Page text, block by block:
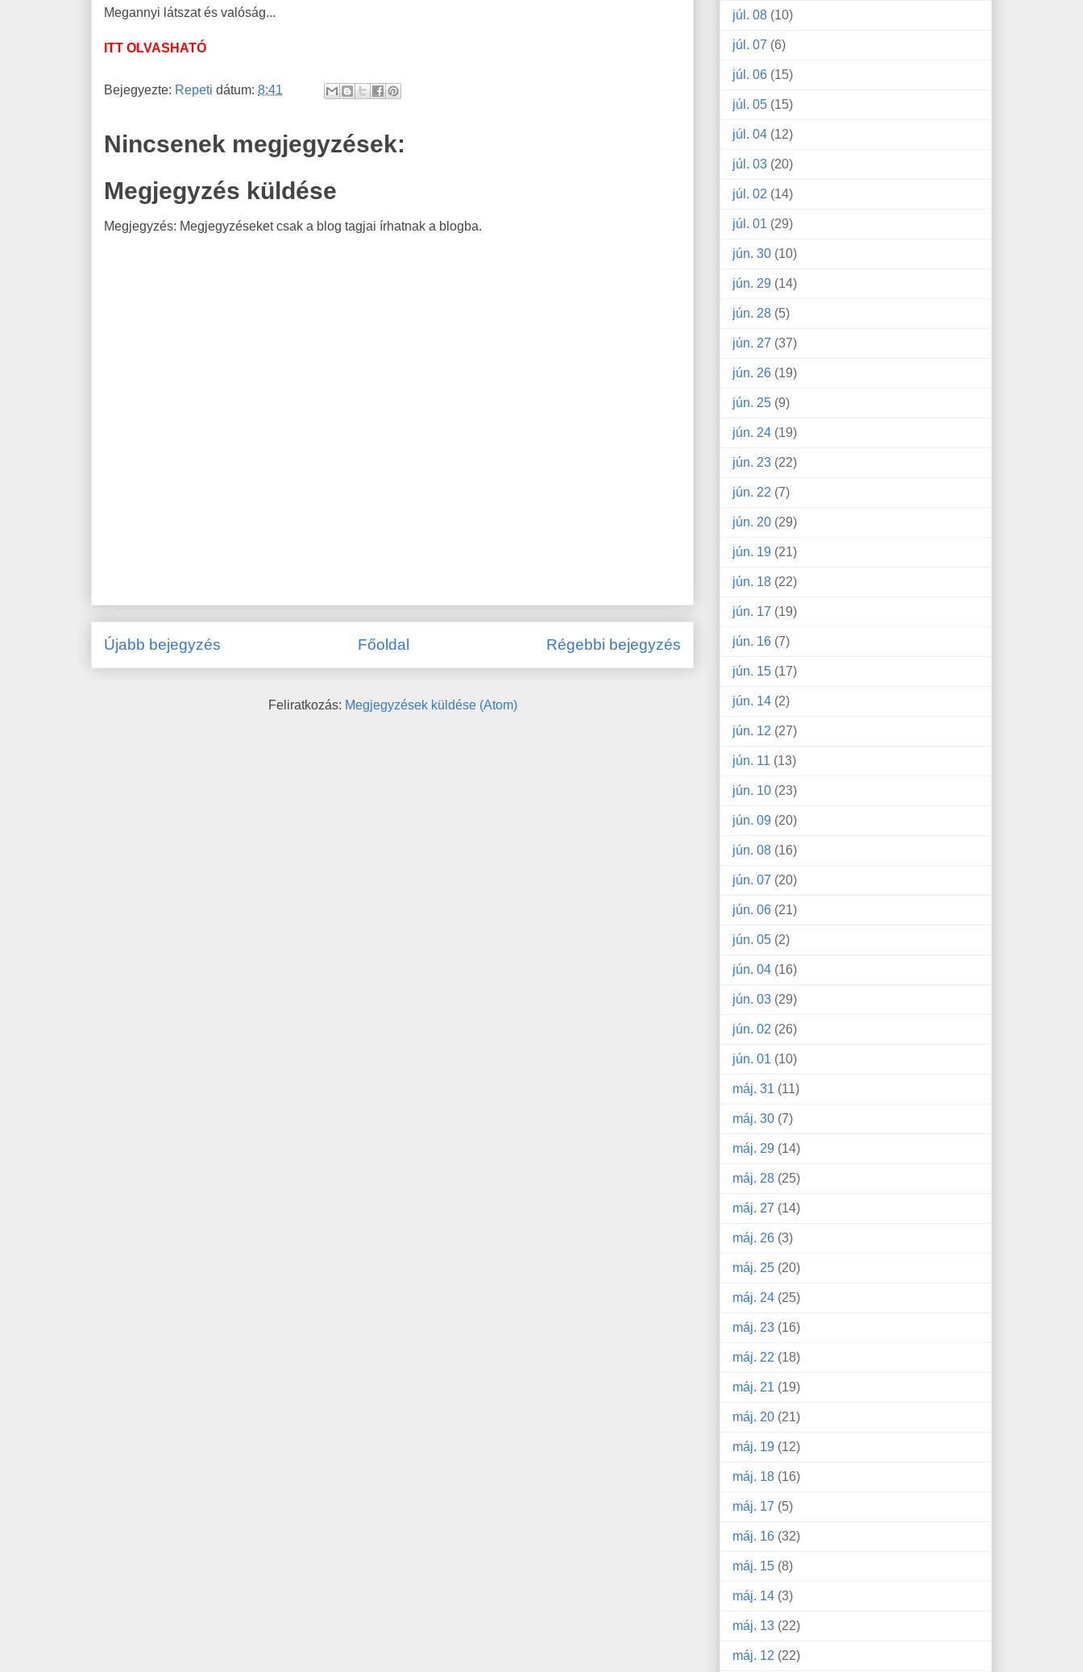
Megannyi látszat és valóság...
ITT OLVASHATÓ
Bejegyezte: Repeti dátum: 8:41
Nincsenek megjegyzések:
Megjegyzés küldése
Megjegyzés: Megjegyzéseket csak a blog tagjai írhatnak a blogba.
Újabb bejegyzés Régebbi bejegyzés
Főoldal
Feliratkozás: Megjegyzések küldése (Atom)
júl. 08 (10)
júl. 07 (6)
júl. 06 (15)
júl. 05 (15)
júl. 04 (12)
júl. 03 (20)
júl. 02 (14)
júl. 01 (29)
jún. 30 (10)
jún. 29 (14)
jún. 28 (5)
jún. 27 (37)
jún. 26 (19)
jún. 25 (9)
jún. 24 (19)
jún. 23 (22)
jún. 22 (7)
jún. 20 (29)
jún. 19 (21)
jún. 18 (22)
jún. 17 (19)
jún. 16 (7)
jún. 15 (17)
jún. 14 (2)
jún. 12 (27)
jún. 11 (13)
jún. 10 (23)
jún. 09 (20)
jún. 08 (16)
jún. 07 (20)
jún. 06 (21)
jún. 05 (2)
jún. 04 (16)
jún. 03 (29)
jún. 02 (26)
jún. 01 (10)
máj. 31 (11)
máj. 30 (7)
máj. 29 (14)
máj. 28 (25)
máj. 27 (14)
máj. 26 (3)
máj. 25 (20)
máj. 24 (25)
máj. 23 (16)
máj. 22 (18)
máj. 21 (19)
máj. 20 (21)
máj. 19 (12)
máj. 18 (16)
máj. 17 (5)
máj. 16 (32)
máj. 15 (8)
máj. 14 (3)
máj. 13 (22)
máj. 12 (22)